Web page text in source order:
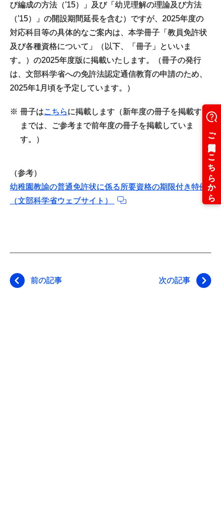
び編成の方法（'15）」及び「幼児理解の理論及び方法
（'15）」の開設期間延長を含む）ですが、2025年度の
対応科目等の具体的なご案内は、本学冊子「教員免許状
及び各種資格について」（以下、「冊子」といいま
す。）の2025年度版に掲載いたします。（冊子の発行
は、文部科学省への免許法認定通信教育の申請のため、
2025年1月頃を予定しています。）
※ 冊子はこちらに掲載します（新年度の冊子を掲載する
までは、ご参考まで前年度の冊子を掲載していま
す。）
（参考）
幼稚園教諭の普通免許状に係る所要資格の期限付き特例
（文部科学省ウェブサイト）
前の記事 次の記事